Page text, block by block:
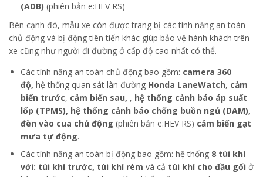
(ADB) (phiên bản e:HEV RS)
Bên cạnh đó, mẫu xe còn được trang bị các tính năng an toàn
chủ động và bị động tiên tiến khác giúp bảo vệ hành khách trên
xe cũng như người đi đường ở cấp độ cao nhất có thể.
Các tính năng an toàn chủ động bao gồm: camera 360
độ, hệ thống quan sát làn đường Honda LaneWatch, cảm
biến trước, cảm biến sau, , hệ thống cảnh báo áp suất
lốp (TPMS), hệ thống cảnh báo chống buồn ngủ (DAM),
đèn vào cua chủ động (phiên bản e:HEV RS) cảm biến gạt
mưa tự động.
Các tính năng an toàn bị động bao gồm: hệ thống 8 túi khí
với: túi khí trước, túi khí rèm và cả túi khí cho đầu gối ở